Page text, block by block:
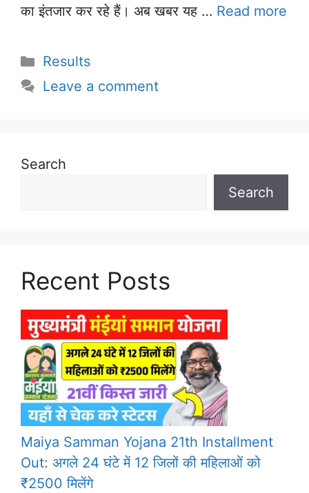
का इंतजार कर रहे हैं। अब खबर यह … Read more
Categories
Results
Leave a comment
Search
Search
Recent Posts
Maiya Samman Yojana 21th Installment
Out: अगले 24 घंटे में 12 जिलों की महिलाओं को
₹2500 मिलेंगे